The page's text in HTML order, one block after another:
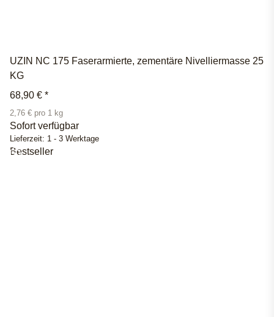
UZIN NC 175 Faserarmierte, zementäre Nivelliermasse 25
KG
68,90 € *
2,76 € pro 1 kg
Sofort verfügbar
Lieferzeit: 1 - 3 Werktage
Bestseller